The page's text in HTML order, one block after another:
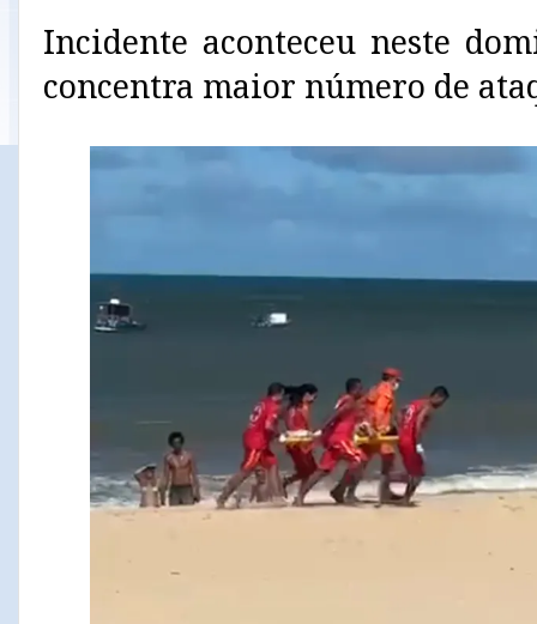
Incidente aconteceu neste
concentra maior número de